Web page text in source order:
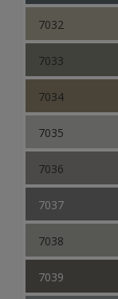
7032
7033
7034
7035
7036
7037
7038
7039